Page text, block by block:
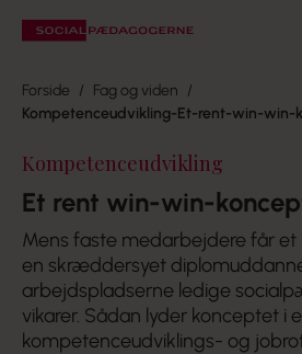
Forside
Fag og viden
Kompetenceudvikling-Et-rent-win-win-
Kompetenceudvikling
Et rent win-win-
Mens faste medarbejdere får
en skræddersyet
arbejdspladserne ledige
vikarer. Sådan lyder konceptet i
kompetenceudviklings- og